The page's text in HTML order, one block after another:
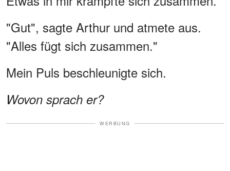
"Gut", sagte Arthur und atmete aus.
"Alles fügt sich zusammen."
Mein Puls beschleunigte sich.
Wovon sprach er?
WERBUNG